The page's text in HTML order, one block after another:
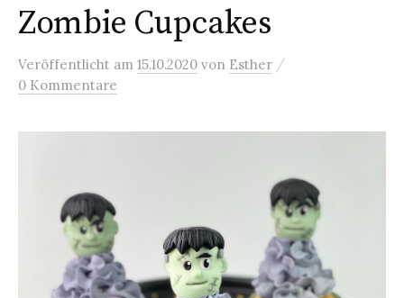
h
l
Zombie Cupcakes
Veröffentlicht am 15.10.2020 von Esther /
0 Kommentare